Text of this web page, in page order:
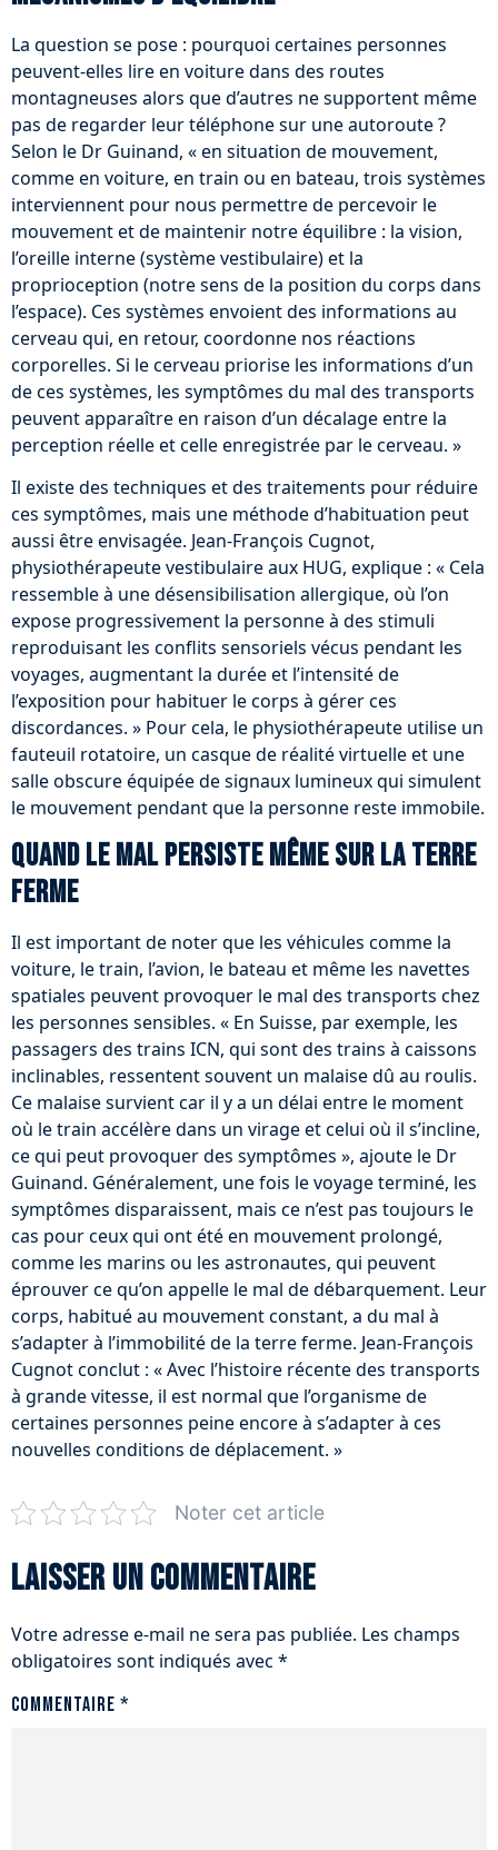
La question se pose : pourquoi certaines personnes
peuvent-elles lire en voiture dans des routes
montagneuses alors que d’autres ne supportent même
pas de regarder leur téléphone sur une autoroute ?
Selon le Dr Guinand, « en situation de mouvement,
comme en voiture, en train ou en bateau, trois systèmes
interviennent pour nous permettre de percevoir le
mouvement et de maintenir notre équilibre : la vision,
l’oreille interne (système vestibulaire) et la
proprioception (notre sens de la position du corps dans
l’espace). Ces systèmes envoient des informations au
cerveau qui, en retour, coordonne nos réactions
corporelles. Si le cerveau priorise les informations d’un
de ces systèmes, les symptômes du mal des transports
peuvent apparaître en raison d’un décalage entre la
perception réelle et celle enregistrée par le cerveau. »
Il existe des techniques et des traitements pour réduire
ces symptômes, mais une méthode d’habituation peut
aussi être envisagée. Jean-François Cugnot,
physiothérapeute vestibulaire aux HUG, explique : « Cela
ressemble à une désensibilisation allergique, où l’on
expose progressivement la personne à des stimuli
reproduisant les conflits sensoriels vécus pendant les
voyages, augmentant la durée et l’intensité de
l’exposition pour habituer le corps à gérer ces
discordances. » Pour cela, le physiothérapeute utilise un
fauteuil rotatoire, un casque de réalité virtuelle et une
salle obscure équipée de signaux lumineux qui simulent
le mouvement pendant que la personne reste immobile.
Quand le mal persiste même sur la terre
ferme
Il est important de noter que les véhicules comme la
voiture, le train, l’avion, le bateau et même les navettes
spatiales peuvent provoquer le mal des transports chez
les personnes sensibles. « En Suisse, par exemple, les
passagers des trains ICN, qui sont des trains à caissons
inclinables, ressentent souvent un malaise dû au roulis.
Ce malaise survient car il y a un délai entre le moment
où le train accélère dans un virage et celui où il s’incline,
ce qui peut provoquer des symptômes », ajoute le Dr
Guinand. Généralement, une fois le voyage terminé, les
symptômes disparaissent, mais ce n’est pas toujours le
cas pour ceux qui ont été en mouvement prolongé,
comme les marins ou les astronautes, qui peuvent
éprouver ce qu’on appelle le mal de débarquement. Leur
corps, habitué au mouvement constant, a du mal à
s’adapter à l’immobilité de la terre ferme. Jean-François
Cugnot conclut : « Avec l’histoire récente des transports
à grande vitesse, il est normal que l’organisme de
certaines personnes peine encore à s’adapter à ces
nouvelles conditions de déplacement. »
Noter cet article
Laisser un commentaire
Votre adresse e-mail ne sera pas publiée. Les champs
obligatoires sont indiqués avec *
Commentaire *